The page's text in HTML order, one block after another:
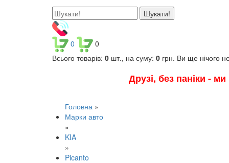
Шукати!
0
0
Всього товарів: 0 шт., на суму: 0 грн. Ви ще нічого
Друзі, без паніки -
Головна »
Марки авто
»
KIA
»
Picanto